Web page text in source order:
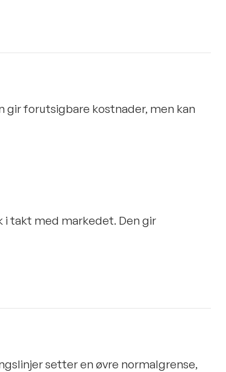
gir forutsigbare kostnader, men kan
i takt med markedet. Den gir
setter en øvre normalgrense,